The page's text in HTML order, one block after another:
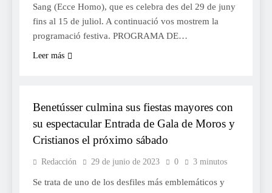
Sang (Ecce Homo), que es celebra des del 29 de juny
fins al 15 de juliol. A continuació vos mostrem la
programació festiva. PROGRAMA DE…
Leer más
Benetússer culmina sus fiestas mayores con
su espectacular Entrada de Gala de Moros y
Cristianos el próximo sábado
Redacción 29 de junio de 2023 0 3 minutos
Se trata de uno de los desfiles más emblemáticos y